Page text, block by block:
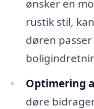
ønsker en
rustik stil,
døren
Optimering
døre